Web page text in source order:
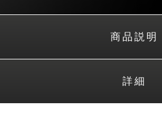
商品説明
詳細